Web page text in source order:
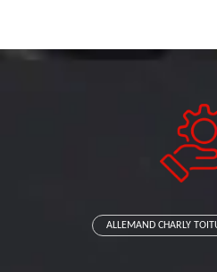
ALLEMAND CHARLY